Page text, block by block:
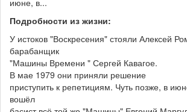
июне, в...
Подробности из жизни:
У истоков "Воскресения" стояли Алексей
барабанщик
"Машины Времени " Сергей Кавагое.
В мае 1979 они приняли решение
приступить к репетициям. Чуть позже, в
вошёл